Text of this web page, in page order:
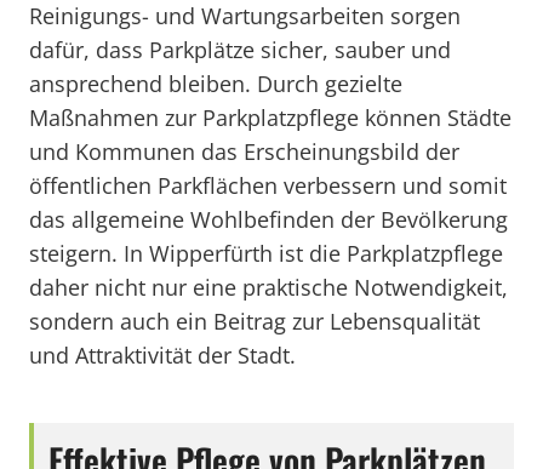
Reinigungs- und Wartungsarbeiten sorgen
dafür, dass Parkplätze sicher, sauber und
ansprechend bleiben. Durch gezielte
Maßnahmen zur Parkplatzpflege können Städte
und Kommunen das Erscheinungsbild der
öffentlichen Parkflächen verbessern und somit
das allgemeine Wohlbefinden der Bevölkerung
steigern. In Wipperfürth ist die Parkplatzpflege
daher nicht nur eine praktische Notwendigkeit,
sondern auch ein Beitrag zur Lebensqualität
und Attraktivität der Stadt.